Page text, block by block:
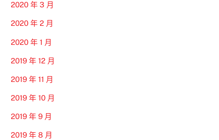
2020 年 3 月
2020 年 2 月
2020 年 1 月
2019 年 12 月
2019 年 11 月
2019 年 10 月
2019 年 9 月
2019 年 8 月